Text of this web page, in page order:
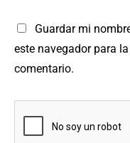
Guardar mi
este navegador para
comentario.